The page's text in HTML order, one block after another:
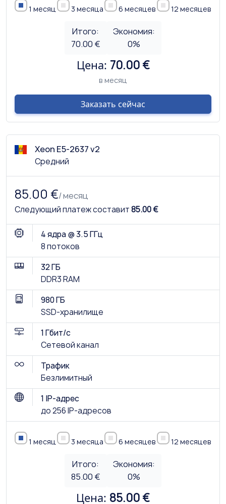
1 месяц 3 месяца 6 месяцев 12 месяцев
Итого:
70.00 €
Экономия:
0%
Цена: 70.00 €
в месяц
Заказать сейчас
Xeon E5-2637 v2
Средний
85.00 €/ месяц
Следующий платеж составит85.00 €
4 ядра @ 3.5 ГГц
8 потоков
32 ГБ
DDR3 RAM
980 ГБ
SSD-хранилище
1 Гбит/с
Сетевой канал
Трафик
Безлимитный
1 IP-адрес
до 256 IP-адресов
1 месяц 3 месяца 6 месяцев 12 месяцев
Итого:
85.00 €
Экономия:
0%
Цена: 85.00 €